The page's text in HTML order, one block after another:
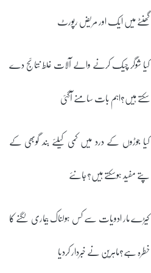
گھنٹے میں ایک اور مریض رپورٹ
کیا شوگر چیک کرنے والے آلات غلط نتائج دے
سکتے ہیں؟اہم بات سامنے آگئی
کیا جوڑوں کے درد میں کمی کیلئے بند گوبھی کے
پتے مفید ہوسکتے ہیں؟جانئے
کیڑے مار ادویات سے کس ہولناک بیماری لگنے کا
خطرہ ہے؟ماہرین نے خبردار کردیا